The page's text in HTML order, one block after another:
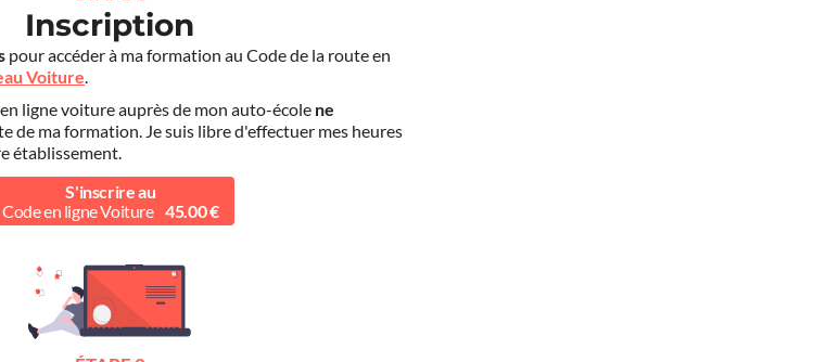
Inscription
pour accéder à ma formation au Code de la route en
Voiture.
ligne voiture auprès de mon auto-école ne
de ma formation. Je suis libre d'effectuer mes heures
établissement.
S'inscrire au
Code en ligne Voiture 45.00 €